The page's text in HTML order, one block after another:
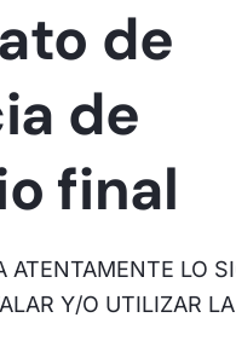
de
de
final
ATENTAMENTE LO
Y/O UTILIZAR